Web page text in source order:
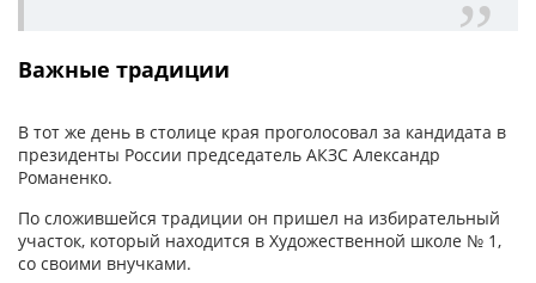
Важные традиции
В тот же день в столице края проголосовал за кандидата в
президенты России председатель АКЗС Александр
Романенко.
По сложившейся традиции он пришел на избирательный
участок, который находится в Художественной школе № 1,
со своими внучками.